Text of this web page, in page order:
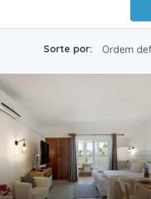
Sorte por: Ordem